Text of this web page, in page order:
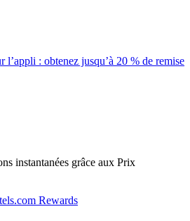
l’appli : obtenez jusqu’à 20 % de remise
instantanées grâce aux Prix
Rewards